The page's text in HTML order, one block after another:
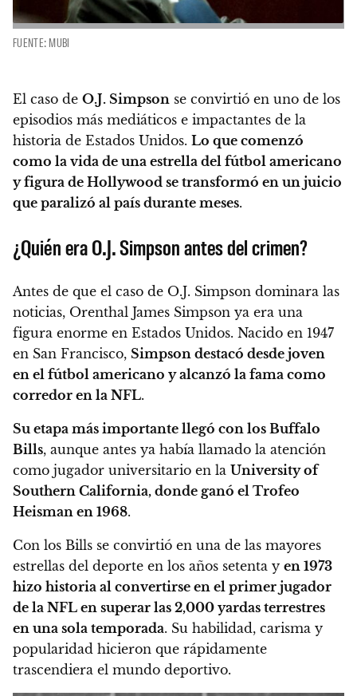
FUENTE: MUBI
El caso de O.J. Simpson se convirtió en uno de los
episodios más mediáticos e impactantes de la
historia de Estados Unidos. Lo que comenzó
como la vida de una estrella del fútbol americano
y figura de Hollywood se transformó en un juicio
que paralizó al país durante meses.
¿Quién era O.J. Simpson antes del crimen?
Antes de que el caso de O.J. Simpson dominara las
noticias, Orenthal James Simpson ya era una
figura enorme en Estados Unidos. Nacido en 1947
en San Francisco, Simpson destacó desde joven
en el fútbol americano y alcanzó la fama como
corredor en la NFL.
Su etapa más importante llegó con los Buffalo
Bills, aunque antes ya había llamado la atención
como jugador universitario en la University of
Southern California, donde ganó el Trofeo
Heisman en 1968.
Con los Bills se convirtió en una de las mayores
estrellas del deporte en los años setenta y en 1973
hizo historia al convertirse en el primer jugador
de la NFL en superar las 2,000 yardas terrestres
en una sola temporada. Su habilidad, carisma y
popularidad hicieron que rápidamente
trascendiera el mundo deportivo.